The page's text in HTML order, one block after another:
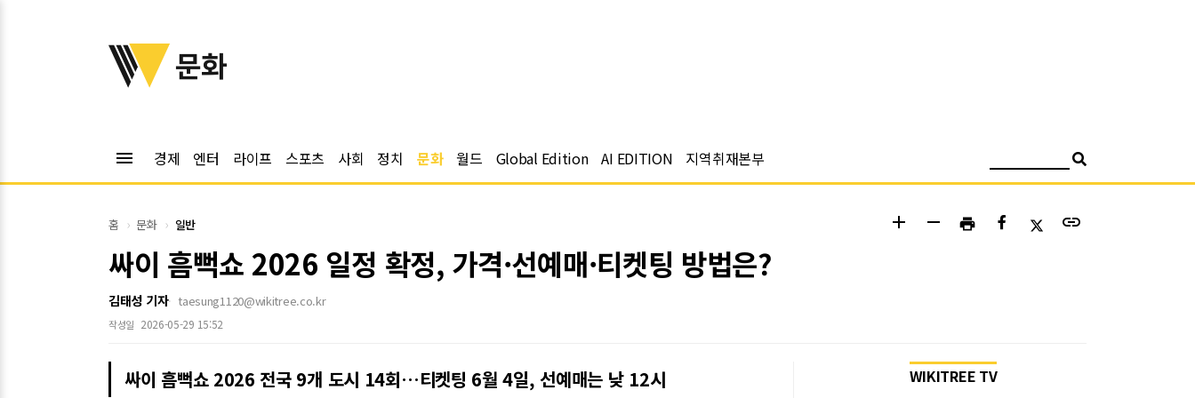
위키트리
문화
menu 경제 엔터 라이프 스포츠 사회 정치 문화 월드 Global Edition AI EDITION 지역취재본부
홈 문화 일반 add remove print link
싸이 흠뻑쇼 2026 일정 확정, 가격·선예매·티켓팅 방법은?
김태성 기자 taesung1120@wikitree.co.kr
작성일 2026-05-29 15:52
싸이 흠뻑쇼 2026 전국 9개 도시 14회…티켓팅 6월 4일, 선예매는 낮 12시 WIKITREE TV